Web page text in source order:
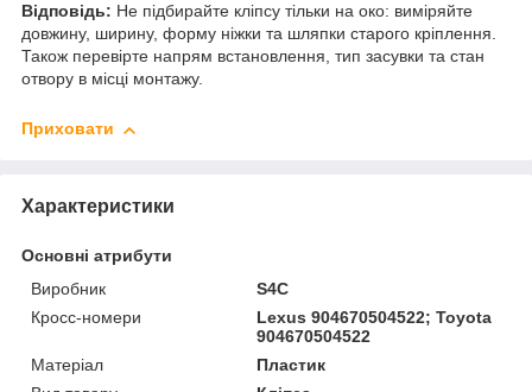
Відповідь: Не підбирайте кліпсу тільки на око: виміряйте
довжину, ширину, форму ніжки та шляпки старого кріплення.
Також перевірте напрям встановлення, тип засувки та стан
отвору в місці монтажу.
Приховати
Характеристики
Основні атрибути
Виробник
S4C
Кросс-номери
Lexus 904670504522; Toyota
904670504522
Матеріал
Пластик